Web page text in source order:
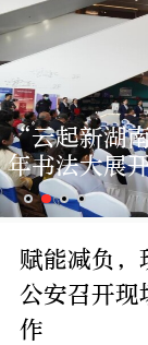
“云起新湖
年书法大展
赋能减负，
公安召开现
作